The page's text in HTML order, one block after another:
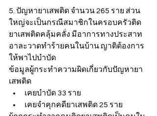
5. ปัญหายาเสพติด จำนวน 265 ราย ส่วน
ใหญ่จะเป็นกรณีสมาชิกในครอบครัวติด
ยาเสพติดคลุ้มคลั่ง มีอาการทางประสาท
อาละวาดทำร้ายคนในบ้าน ญาติต้องการ
ให้พาไปบำบัด
ข้อมูลผู้กระทำความผิดเกี่ยวกับปัญหายา
เสพติด
เคยบำบัด 33 ราย
เคยจำคุกคดียาเสพติด 25 ราย